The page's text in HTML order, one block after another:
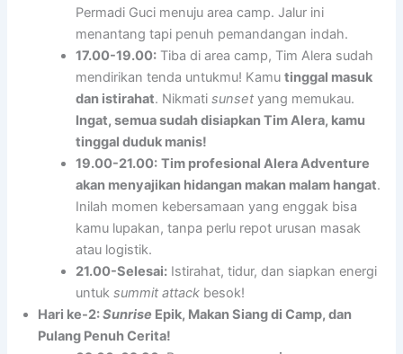
Permadi Guci menuju area camp. Jalur ini
menantang tapi penuh pemandangan indah.
17.00-19.00: Tiba di area camp, Tim Alera sudah
mendirikan tenda untukmu! Kamutinggal masuk
dan istirahat. Nikmatisunset yang memukau.
Ingat, semua sudah disiapkan Tim Alera, kamu
tinggal duduk manis!
19.00-21.00: Tim profesional Alera Adventure
akan menyajikan hidangan makan malam hangat.
Inilah momen kebersamaan yang enggak bisa
kamu lupakan, tanpa perlu repot urusan masak
atau logistik.
21.00-Selesai: Istirahat, tidur, dan siapkan energi
untuksummit attack besok!
Hari ke-2:Sunrise Epik, Makan Siang di Camp, dan
Pulang Penuh Cerita!